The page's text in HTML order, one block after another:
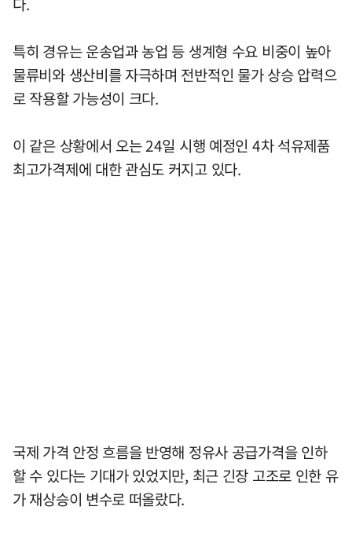
특히 경유는 운송업과 농업 등 생계형 수요 비중이 높아
물류비와 생산비를 자극하며 전반적인 물가 상승 압력으
로 작용할 가능성이 크다.
이 같은 상황에서 오는 24일 시행 예정인 4차 석유제품
최고가격제에 대한 관심도 커지고 있다.
국제 가격 안정 흐름을 반영해 정유사 공급가격을 인하
할 수 있다는 기대가 있었지만, 최근 긴장 고조로 인한 유
가 재상승이 변수로 떠올랐다.